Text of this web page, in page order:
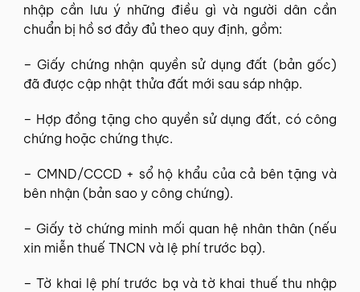
nhập cần lưu ý những điều gì và người dân cần
chuẩn bị hồ sơ đầy đủ theo quy định, gồm:
– Giấy chứng nhận quyền sử dụng đất (bản gốc)
đã được cập nhật thửa đất mới sau sáp nhập.
– Hợp đồng tặng cho quyền sử dụng đất, có công
chứng hoặc chứng thực.
– CMND/CCCD + sổ hộ khẩu của cả bên tặng và
bên nhận (bản sao y công chứng).
– Giấy tờ chứng minh mối quan hệ nhân thân (nếu
xin miễn thuế TNCN và lệ phí trước bạ).
– Tờ khai lệ phí trước bạ và tờ khai thuế thu nhập